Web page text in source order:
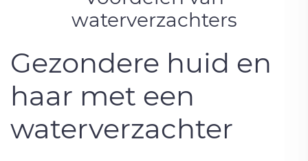
waterverzachters
Gezondere huid en
haar met een
waterverzachter